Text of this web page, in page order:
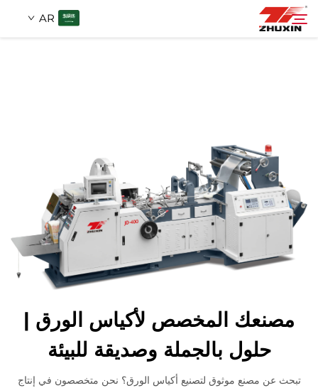
AR
شركة
أخبار
اتصل
مصنعك المخصص لأكياس الورق |
حلول بالجملة وصديقة للبيئة
تبحث عن مصنع موثوق لتصنيع أكياس الورق؟ نحن متخصصون في إنتاج